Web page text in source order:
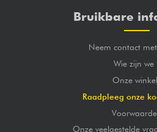
Bruikbare
Neem contact
Wie zijn we
Onze
Raadpleeg onze
Onze veelgestelde